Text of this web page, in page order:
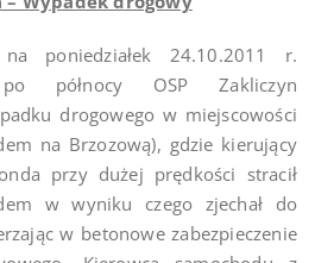
poniedziałek 24.10.2011 r.
północy OSP Zakliczyn
drogowego w miejscowości
na Brzozową), gdzie kierujący
przy dużej prędkości stracił
w wyniku czego zjechał do
w betonowe zabezpieczenie